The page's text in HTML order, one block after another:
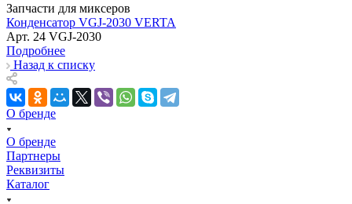
Запчасти для миксеров
Конденсатор VGJ-2030 VERTA
Арт. 24 VGJ-2030
Подробнее
Назад к списку
О бренде
О бренде
Партнеры
Реквизиты
Каталог